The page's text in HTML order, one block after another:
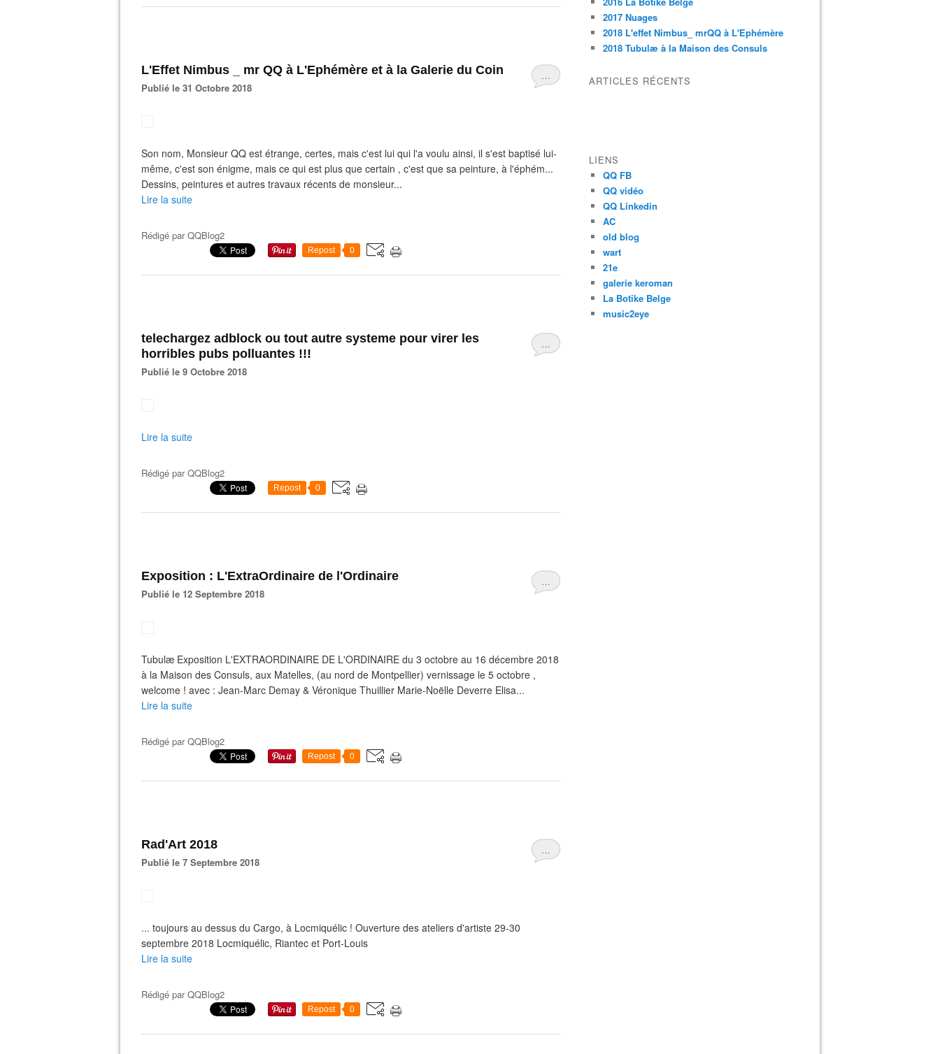
…
L'Effet Nimbus _ mr QQ à L'Ephémère et à la Galerie du Coin
Publié le 31 Octobre 2018
Son nom, Monsieur QQ est étrange, certes, mais c'est lui qui l'a voulu ainsi, il s'est baptisé lui-
même, c'est son énigme, mais ce qui est plus que certain , c'est que sa peinture, à l'éphém...
Dessins, peintures et autres travaux récents de monsieur...
Lire la suite
Rédigé parQQBlog2
Repost 0
…
telechargez adblock ou tout autre systeme pour virer les
horribles pubs polluantes !!!
Publié le 9 Octobre 2018
Lire la suite
Rédigé parQQBlog2
Repost 0
…
Exposition : L'ExtraOrdinaire de l'Ordinaire
Publié le 12 Septembre 2018
Tubulæ Exposition L'EXTRAORDINAIRE DE L'ORDINAIRE du 3 octobre au 16 décembre 2018
à la Maison des Consuls, aux Matelles, (au nord de Montpellier) vernissage le 5 octobre ,
welcome ! avec : Jean-Marc Demay & Véronique Thuillier Marie-Noëlle Deverre Elisa...
Lire la suite
Rédigé parQQBlog2
Repost 0
…
Rad'Art 2018
Publié le 7 Septembre 2018
... toujours au dessus du Cargo, à Locmiquélic ! Ouverture des ateliers d'artiste 29-30
septembre 2018 Locmiquélic, Riantec et Port-Louis
Lire la suite
Rédigé parQQBlog2
Repost 0
2017 Nuages
2018 L'effet Nimbus_ mrQQ à L'Ephémère
2018 Tubulæ à la Maison des Consuls
ARTICLES RÉCENTS
LIENS
QQ FB
QQ vidéo
QQ Linkedin
AC
old blog
wart
21e
galerie keroman
La Botike Belge
music2eye